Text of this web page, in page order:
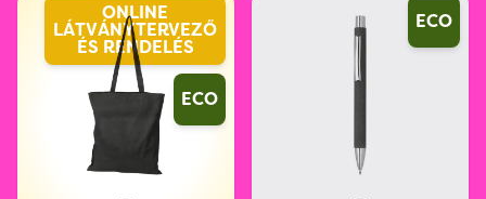
ONLINE
LÁTVÁNYTERVEZŐ
ÉS RENDELÉS
ECO
ECO